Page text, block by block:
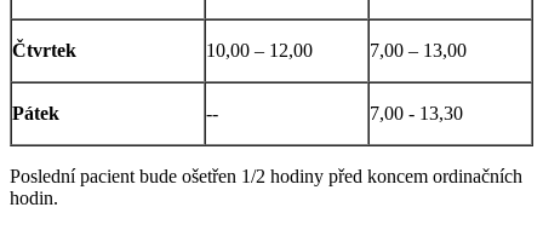
Čtvrtek 10,00 – 12,00 7,00 – 13,00
Pátek -- 7,00 - 13,30
Poslední pacient bude ošetřen 1/2 hodiny před koncem ordinačních
hodin.